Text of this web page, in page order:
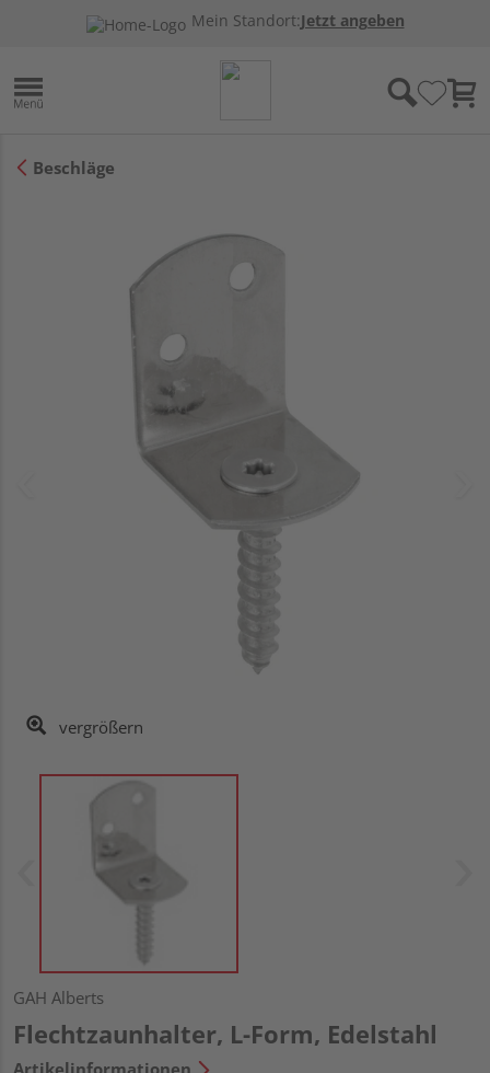
Mein Standort:Jetzt angeben
Beschläge
vergrößern
GAH Alberts
Flechtzaunhalter, L-Form, Edelstahl
Artikelinformationen